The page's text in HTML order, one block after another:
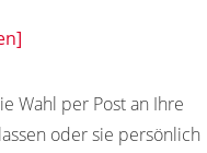
51425 51431
Wahl per Post an Ihre
oder sie persönlich